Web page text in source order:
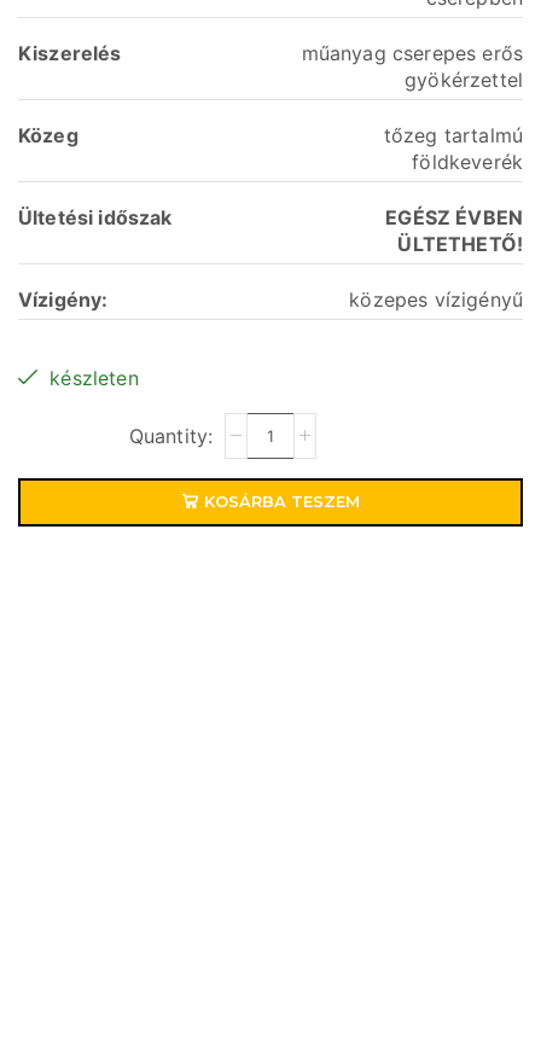
Kiszerelés
műanyag cserepes erős
gyökérzettel
Közeg
tőzeg tartalmú
földkeverék
Ültetési időszak
EGÉSZ ÉVBEN
ÜLTETHETŐ!
Vízigény: közepes vízigényű
készleten
KOSÁRBA TESZEM